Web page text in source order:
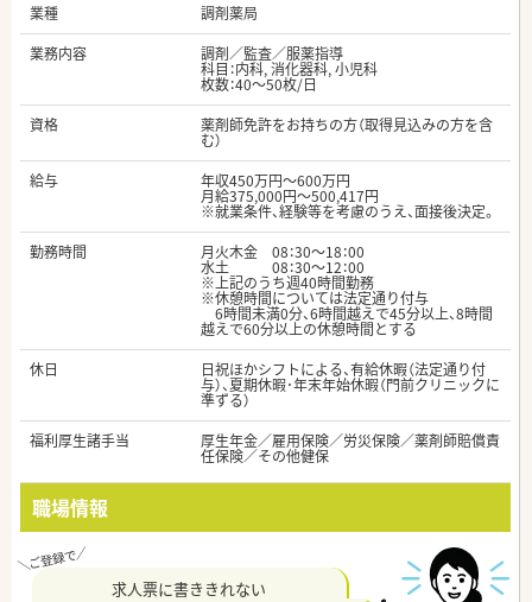
業種
調剤薬局
業務内容
調剤／監査／服薬指導
科目：内科, 消化器科, 小児科
枚数：40～50枚/日
資格
薬剤師免許をお持ちの方（取得見込みの方を含
む）
給与
年収450万円～600万円
月給375,000円～500,417円
※就業条件、経験等を考慮のうえ、面接後決定。
勤務時間
月火木金 08：30～18：00
水土 08：30～12：00
※上記のうち週40時間勤務
※休憩時間については法定通り付与
6時間未満0分、6時間越えで45分以上、8時間
越えで60分以上の休憩時間とする
休日
日祝ほかシフトによる、有給休暇（法定通り付
与）、夏期休暇･年末年始休暇（門前クリニックに
準ずる）
福利厚生諸手当
厚生年金／雇用保険／労災保険／薬剤師賠償責
任保険／その他健保
職場情報
求人票に書ききれない